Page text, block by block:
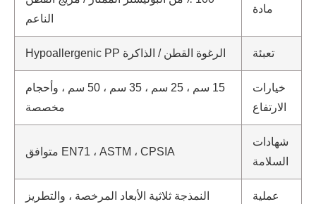
مادة
الناعم
تعبئة الرغوة القطن / الذاكرة Hypoallergenic PP
خيارات
الارتفاع
15 سم ، 25 سم ، 35 سم ، 50 سم ، وأحجام
مخصصة
شهادات
السلامة
EN71 ، ASTM ، CPSIA متوافق
عملية
النمذجة ثلاثية الأبعاد المرخصة ، والتطريز